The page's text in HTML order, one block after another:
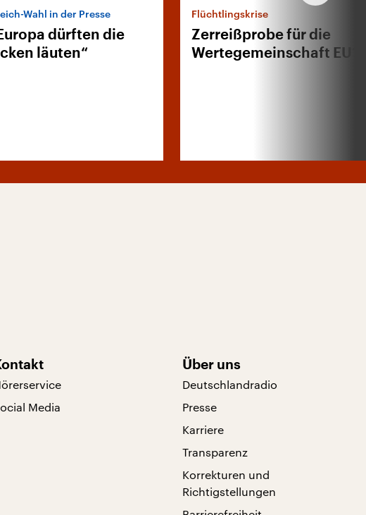
Wahl in der Presse
dürften die
läuten“
Flüchtlingskrise
Zerreißprobe für die
Wertegemeinschaft EU?
Media
Über uns
Deutschlandradio
Presse
Karriere
Transparenz
Korrekturen und
Richtigstellungen